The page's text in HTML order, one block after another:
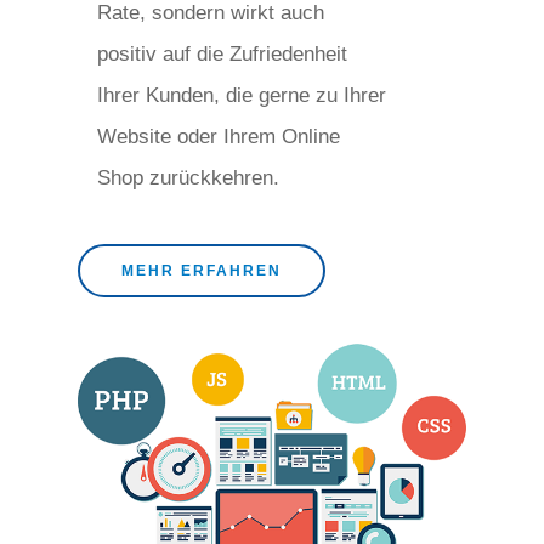
Rate, sondern wirkt auch
positiv auf die Zufriedenheit
Ihrer Kunden, die gerne zu Ihrer
Website oder Ihrem Online
Shop zurückkehren.
MEHR ERFAHREN